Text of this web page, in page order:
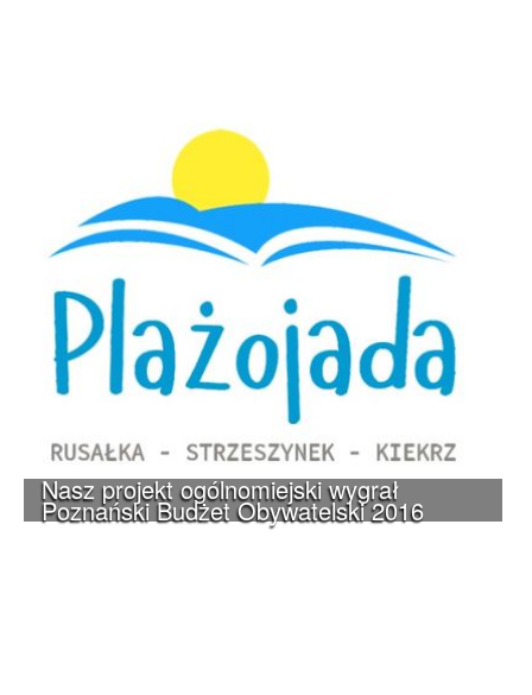
Nasz projekt ogólnomiejski wygrał
Poznański Budżet Obywatelski 2016